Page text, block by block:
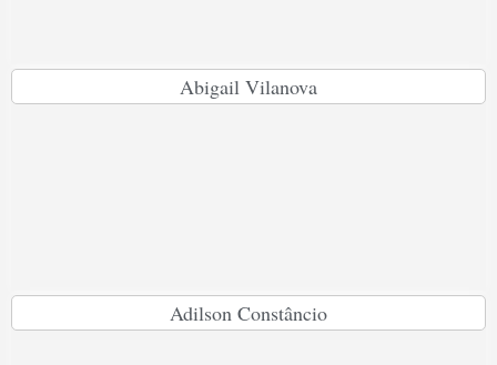
Abigail Vilanova
Adilson Constâncio